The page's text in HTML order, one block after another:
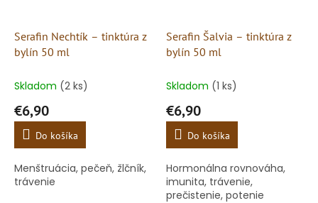
Serafin Nechtík – tinktúra z
bylín 50 ml
Skladom (2 ks)
€6,90
Do košíka
Menštruácia, pečeň, žlčník,
trávenie
Serafin Šalvia – tinktúra z
bylín 50 ml
Skladom (1 ks)
€6,90
Do košíka
Hormonálna rovnováha,
imunita, trávenie,
prečistenie, potenie